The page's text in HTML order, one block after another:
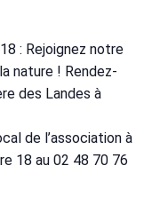
: Rejoignez notre
nature ! Rendez-
des Landes à
de l’association à
18 au 02 48 70 76